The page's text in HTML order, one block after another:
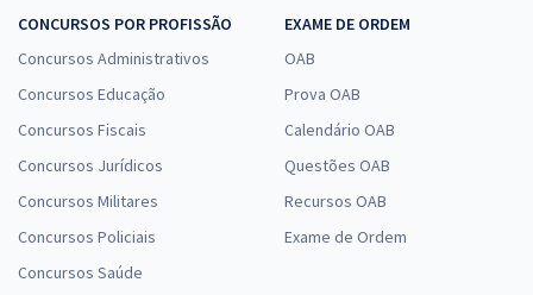
CONCURSOS POR PROFISSÃO
Concursos Administrativos
Concursos Educação
Concursos Fiscais
Concursos Jurídicos
Concursos Militares
Concursos Policiais
Concursos Saúde
EXAME DE ORDEM
OAB
Prova OAB
Calendário OAB
Questões OAB
Recursos OAB
Exame de Ordem